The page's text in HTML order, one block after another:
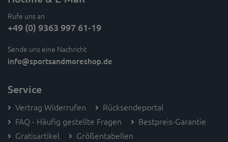
Rufe uns an
+49 (0) 9363 997 61-19
Sende uns eine Nachricht
info@sportsandmoreshop.de
Service
Vertrag Widerrufen
Rücksendeportal
FAQ - Häufig gestellte Fragen
Bestpreis-Garantie
Gratisartikel
Größentabellen